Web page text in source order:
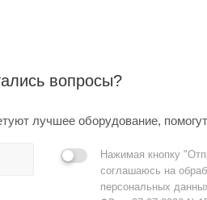
вопросы?
лучшее оборудование,
Нажимая кнопку
соглашаюсь на
персональных